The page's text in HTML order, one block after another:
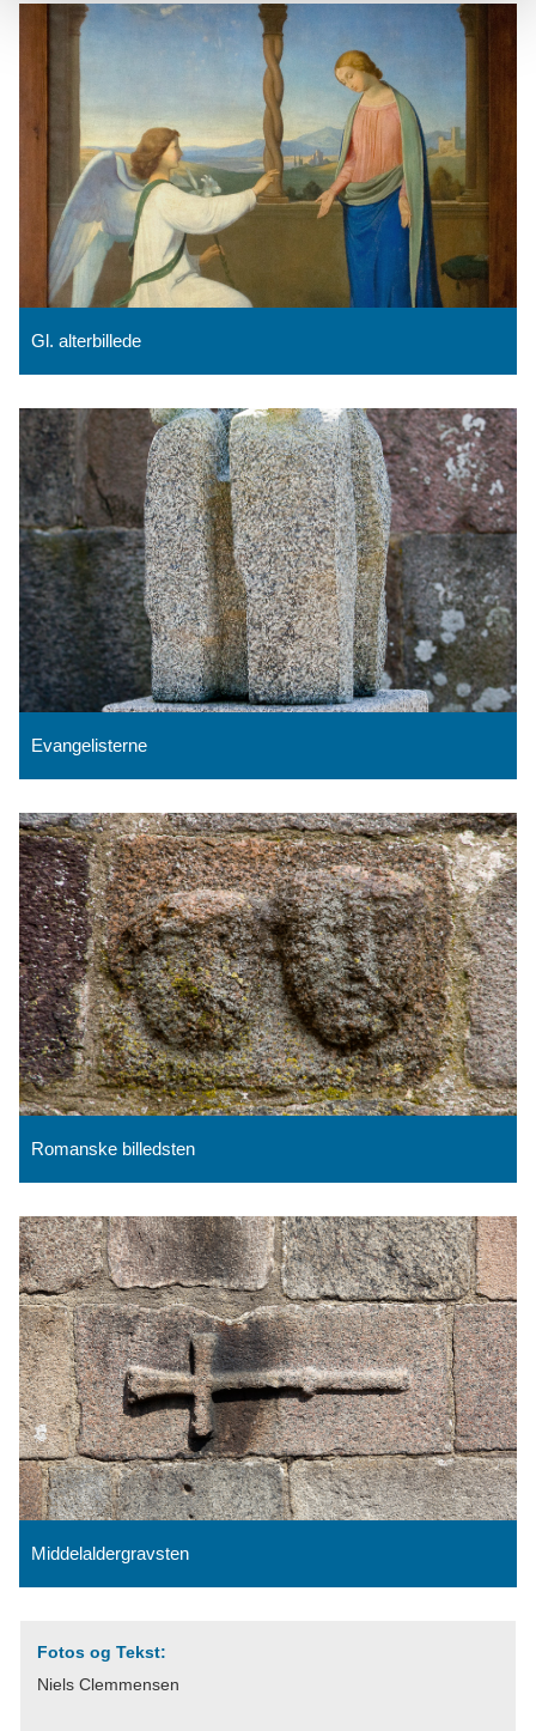
Gl. alterbillede
Evangelisterne
Romanske billedsten
Middelaldergravsten
Fotos og Tekst:
Niels Clemmensen